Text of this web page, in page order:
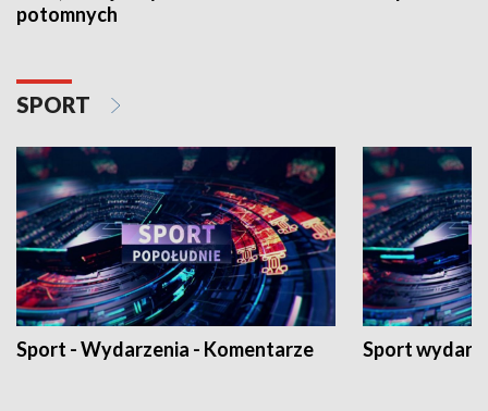
potomnych
SPORT
Sport - Wydarzenia - Komentarze Sport